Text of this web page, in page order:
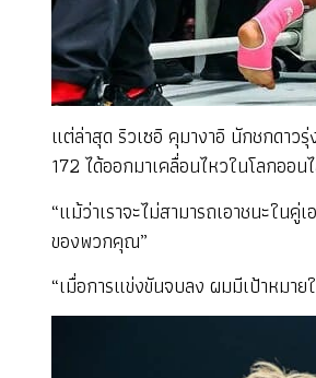
แต่ล่าสุด ริวเซอิ คุมางาอิ นักชกดาว
172 ได้ออกมาเคลื่อนไหวในโลกออ
“แม้ว่าเราจะไม่สามารถเอาชนะใ
ของพวกคุณ”
“เมื่อการแข่งขันจบลง ผมมีเป้าหม